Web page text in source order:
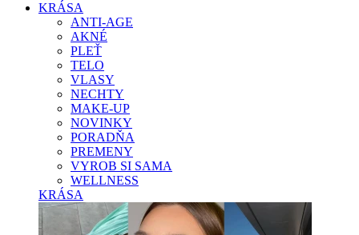
KRÁSA
ANTI-AGE
AKNÉ
PLEŤ
TELO
VLASY
NECHTY
MAKE-UP
NOVINKY
PORADŇA
PREMENY
VYROB SI SAMA
WELLNESS
KRÁSA